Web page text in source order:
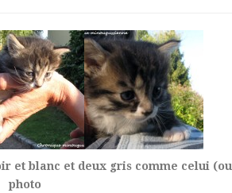
et blanc et deux gris comme celui
photo